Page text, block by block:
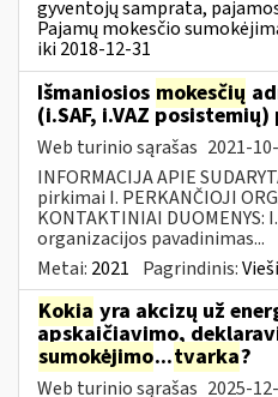
gyventojų samprata,
Pajamų mokesčio
iki 2018-12-31
Išmaniosios mokesčių
(i.SAF, i.VAZ
Web turinio sąrašas 2021-
INFORMACIJA APIE
pirkimai I. PERKANČIOJI
KONTAKTINIAI DUOMENYS:
organizacijos pavadinimas...
Metai: 2021 Pagrindinis:
Kokia yra akcizų už
apskaičiavimo,
sumokėjimo...tvarka?
Web turinio sąrašas 2025-